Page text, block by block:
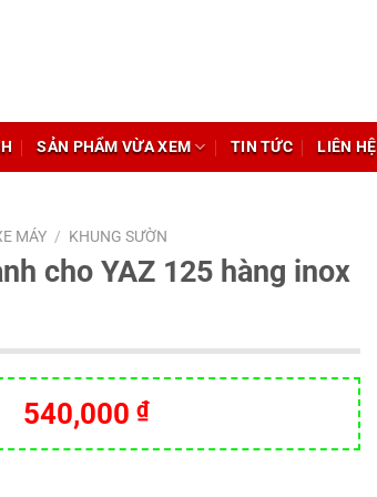
SẢN PHẨM VỪA XEM TIN TỨC LIÊN HỆ
MÁY / KHUNG SƯỜN
cho YAZ 125 hàng inox
540,000 ₫